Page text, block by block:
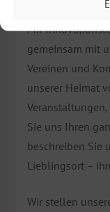
Mit
gemeinsam mit
Vereinen und
unserer Heimat
Sie uns Ihren
beschreiben Sie
Lieblingsort –
Wir stellen